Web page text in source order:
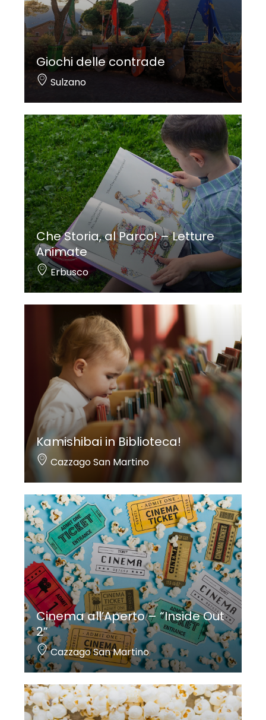
Giochi delle contrade
Sulzano
Che Storia, al Parco! – Letture
Animate
Erbusco
Kamishibai in Biblioteca!
Cazzago San Martino
Cinema all’Aperto – “Inside Out
2”
Cazzago San Martino